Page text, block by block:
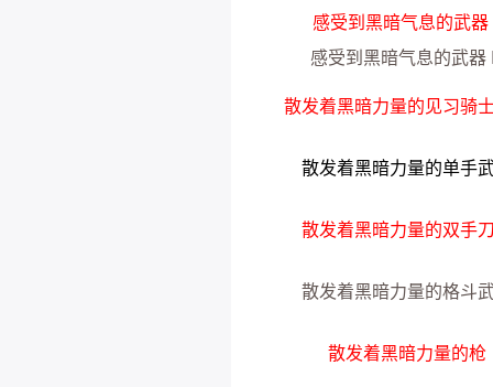
感受到黑暗气息的武器
感受到黑暗气息的武器
散发着黑暗力量的见习骑
散发着黑暗力量的单手
散发着黑暗力量的双手
散发着黑暗力量的格斗
散发着黑暗力量的枪